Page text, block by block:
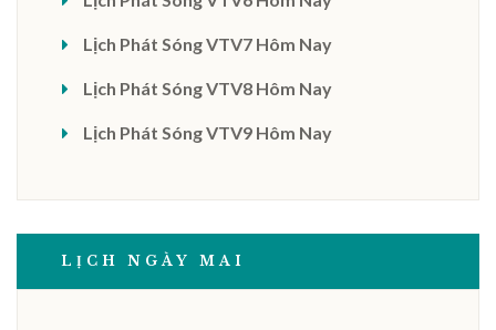
Lịch Phát Sóng VTV7 Hôm Nay
Lịch Phát Sóng VTV8 Hôm Nay
Lịch Phát Sóng VTV9 Hôm Nay
LỊCH NGÀY MAI